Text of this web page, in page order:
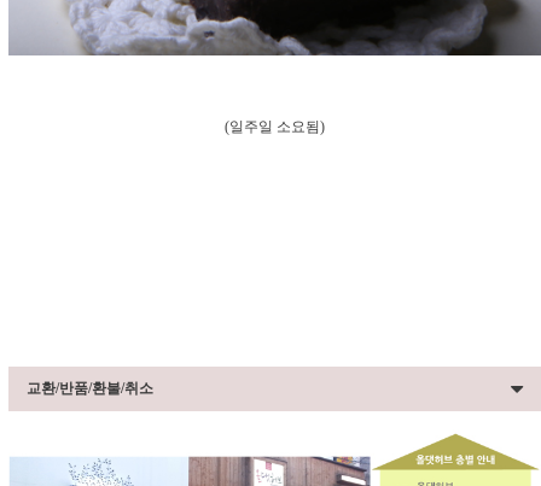
(일주일 소요됨)
교환/반품/환불/취소